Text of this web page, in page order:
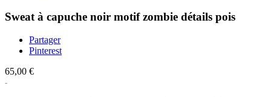
Sweat à capuche noir motif zombie détails pois
Partager
Pinterest
65,00 €